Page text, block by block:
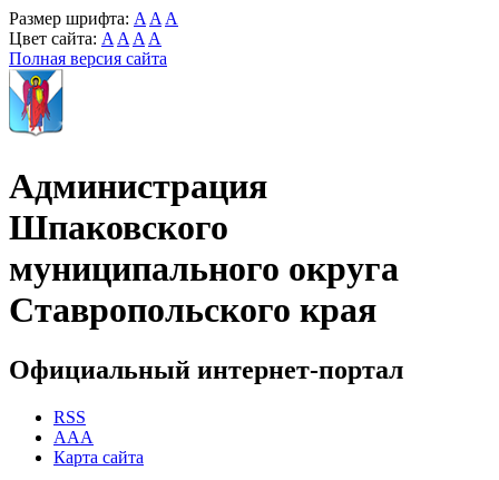
Размер шрифта: A A A
Цвет сайта: A A A A
Полная версия сайта
Администрация
Шпаковского
муниципального округа
Ставропольского края
Официальный интернет-портал
RSS
AAA
Карта сайта